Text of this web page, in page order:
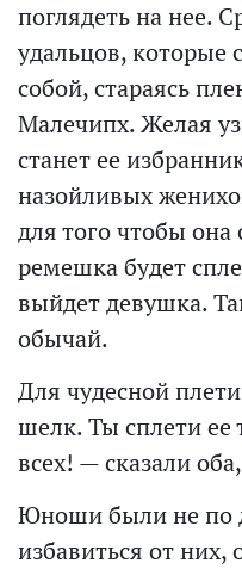
поглядеть на нее.
удальцов, которые
собой, стараясь
Малечипх. Желая
станет ее
назойливых
для того чтобы она
ремешка будет
выйдет девушка.
обычай.
Для чудесной
шелк. Ты сплети ее
всех! — сказали
Юноши были не по
избавиться от них,